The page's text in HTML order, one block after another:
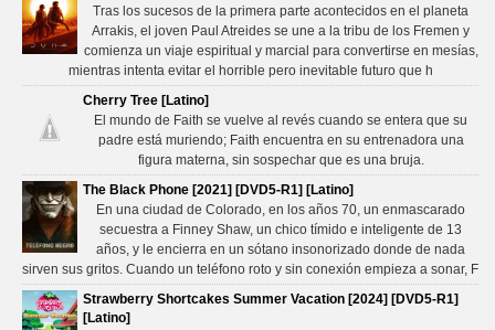
Tras los sucesos de la primera parte acontecidos en el planeta
Arrakis, el joven Paul Atreides se une a la tribu de los Fremen y
comienza un viaje espiritual y marcial para convertirse en mesías,
mientras intenta evitar el horrible pero inevitable futuro que h
Cherry Tree [Latino]
El mundo de Faith se vuelve al revés cuando se entera que su
padre está muriendo; Faith encuentra en su entrenadora una
figura materna, sin sospechar que es una bruja.
The Black Phone [2021] [DVD5-R1] [Latino]
En una ciudad de Colorado, en los años 70, un enmascarado
secuestra a Finney Shaw, un chico tímido e inteligente de 13
años, y le encierra en un sótano insonorizado donde de nada
sirven sus gritos. Cuando un teléfono roto y sin conexión empieza a sonar, F
Strawberry Shortcakes Summer Vacation [2024] [DVD5-R1]
[Latino]